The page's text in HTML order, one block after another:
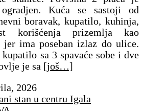
Kuća se sastoji od
boravak, kupatilo, kuhinja,
korišćenja prizemlja kao
jer ima poseban izlaz do ulice.
sa 3 spavaće sobe i dve
je sa [još…]
2026